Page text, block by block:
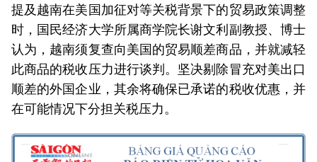
提及越南在美国加征对等关税背景下的贸易政策调整
时，国民经济大学所属商学院长谢文利副教授、博士
认为，越南须复查向美国的贸易顺差商品，并就减轻
此商品的税收压力进行谈判。坚决剔除冒充对美出口
顺差的外国企业，其余将确保已承诺的税收优惠，并
在可能情况下分担关税压力。